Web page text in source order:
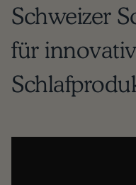
Schweizer
für